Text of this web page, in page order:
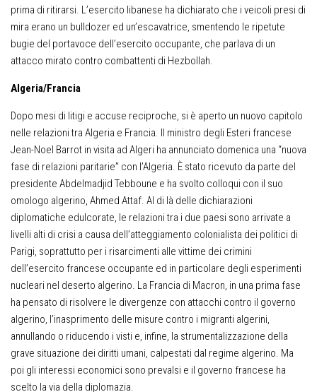
prima di ritirarsi. L’esercito libanese ha dichiarato che i veicoli presi di
mira erano un bulldozer ed un’escavatrice, smentendo le ripetute
bugie del portavoce dell’esercito occupante, che parlava di un
attacco mirato contro combattenti di Hezbollah.
Algeria/Francia
Dopo mesi di litigi e accuse reciproche, si è aperto un nuovo capitolo
nelle relazioni tra Algeria e Francia. Il ministro degli Esteri francese
Jean-Noel Barrot in visita ad Algeri ha annunciato domenica una “nuova
fase di relazioni paritarie” con l’Algeria. È stato ricevuto da parte del
presidente Abdelmadjid Tebboune e ha svolto colloqui con il suo
omologo algerino, Ahmed Attaf. Al di là delle dichiarazioni
diplomatiche edulcorate, le relazioni tra i due paesi sono arrivate a
livelli alti di crisi a causa dell’atteggiamento colonialista dei politici di
Parigi, soprattutto per i risarcimenti alle vittime dei crimini
dell’esercito francese occupante ed in particolare degli esperimenti
nucleari nel deserto algerino. La Francia di Macron, in una prima fase
ha pensato di risolvere le divergenze con attacchi contro il governo
algerino, l’inasprimento delle misure contro i migranti algerini,
annullando o riducendo i visti e, infine, la strumentalizzazione della
grave situazione dei diritti umani, calpestati dal regime algerino. Ma
poi gli interessi economici sono prevalsi e il governo francese ha
scelto la via della diplomazia.